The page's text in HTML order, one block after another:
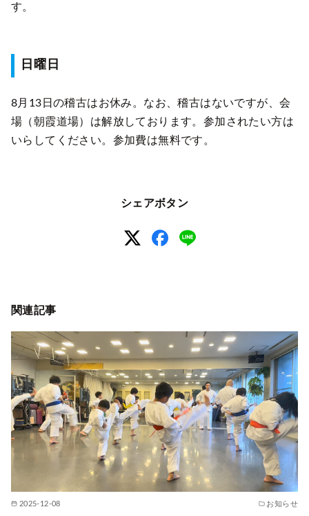
す。
日曜日
8月13日の稽古はお休み。なお、稽古はないですが、会
場（朝霞道場）は解放しております。参加されたい方は
いらしてください。参加費は無料です。
シェアボタン
関連記事
2025-12-08 お知らせ